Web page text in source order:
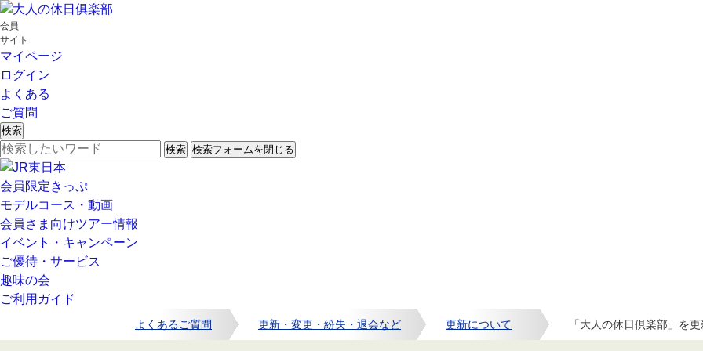
会員
サイト
マイページ
ログイン
よくある
ご質問
検索
検索 検索フォームを閉じる
会員限定きっぷ
モデルコース・動画
会員さま向けツアー情報
イベント・キャンペーン
ご優待・サービス
趣味の会
ご利用ガイド
よくあるご質問 更新・変更・紛失・退会など 更新について 「大人の休日倶楽部」を